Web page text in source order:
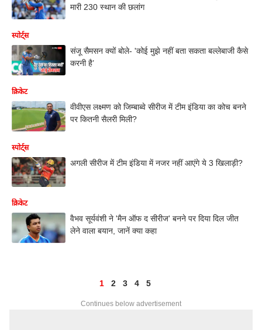
मारी 230 स्थान की छलांग
स्पोर्ट्स
संजू सैमसन क्यों बोले- 'कोई मुझे नहीं बता सकता बल्लेबाजी कैसे
करनी है’
क्रिकेट
वीवीएस लक्ष्मण को जिम्बाब्वे सीरीज में टीम इंडिया का कोच बनने
पर कितनी सैलरी मिली?
स्पोर्ट्स
अगली सीरीज में टीम इंडिया में नजर नहीं आएंगे ये 3 खिलाड़ी?
क्रिकेट
वैभव सूर्यवंशी ने 'मैन ऑफ द सीरीज' बनने पर दिया दिल जीत
लेने वाला बयान, जानें क्या कहा
1 2 3 4 5
Continues below advertisement